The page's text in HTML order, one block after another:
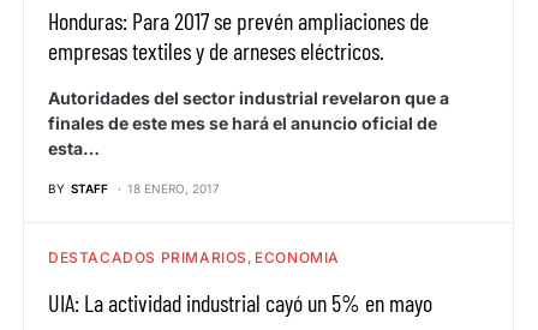
Honduras: Para 2017 se prevén ampliaciones de
empresas textiles y de arneses eléctricos.
Autoridades del sector industrial revelaron que a
finales de este mes se hará el anuncio oficial de
esta…
BY STAFF 18 ENERO, 2017
DESTACADOS PRIMARIOS ECONOMIA
UIA: La actividad industrial cayó un 5% en mayo